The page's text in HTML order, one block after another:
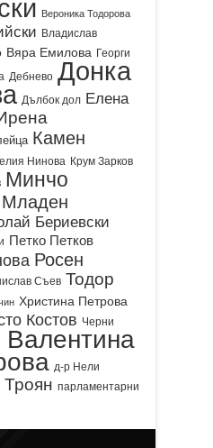
Вероника Тодорова
Владислав
Вяра Емилова Георги
Дебнево Донка
Дълбок дол Елена
Камен
Нинова Крум Зарков
Минчо
Младен
Бериевски
Петко Петков
Росен
Съев Тодор
Христина Петрова
Костов Черни
Валентина
д-р Нели
парламентарни